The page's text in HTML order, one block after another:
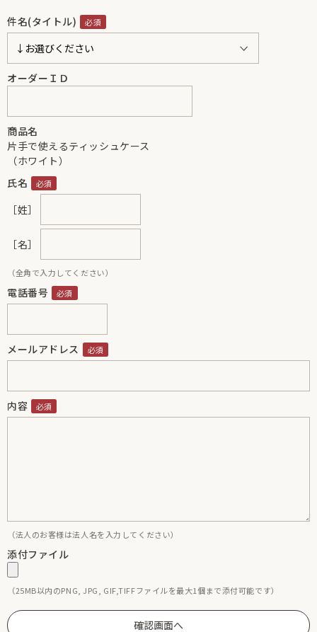
件名(タイトル)
オーダーＩＤ
商品名
片手で使えるティッシュケース
（ホワイト）
氏名
［姓］
［名］
（全角で入力してください）
電話番号
メールアドレス
内容
（法人のお客様は法人名を入力してください）
添付ファイル
（25MB以内のPNG, JPG, GIF,TIFFファイルを最大1個まで添付可能です）